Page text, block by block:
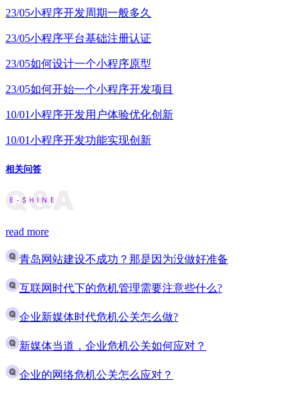
23/05小程序开发周期一般多久
23/05小程序平台基础注册认证
23/05如何设计一个小程序原型
23/05如何开始一个小程序开发项目
10/01小程序开发用户体验优化创新
10/01小程序开发功能实现创新
相关问答
read more
青岛网站建设不成功？那是因为没做好准备
互联网时代下的危机管理需要注意些什么?
企业新媒体时代危机公关怎么做?
新媒体当道，企业危机公关如何应对？
企业的网络危机公关怎么应对？